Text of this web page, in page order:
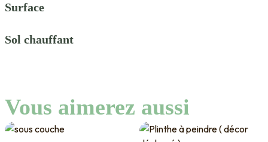
Surface
Sol chauffant
Vous aimerez aussi